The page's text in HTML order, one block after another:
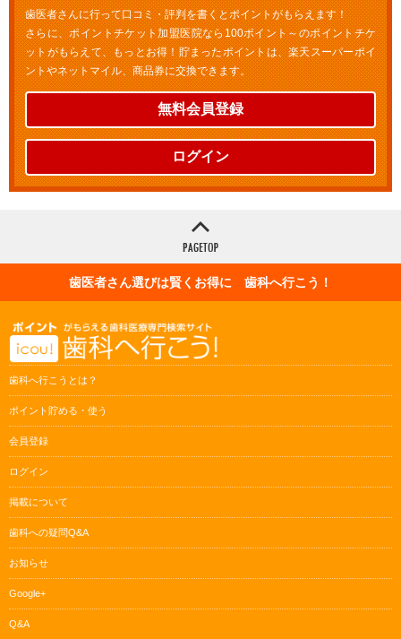
歯医者さんに行って口コミ・評判を書くとポイントがもらえます！
さらに、ポイントチケット加盟医院なら100ポイント～のポイントチケ
ットがもらえて、もっとお得！貯まったポイントは、楽天スーパーポイ
ントやネットマイル、商品券に交換できます。
無料会員登録
ログイン
歯医者さん選びは賢くお得に 歯科へ行こう！
歯科へ行こうとは？
ポイント貯める・使う
会員登録
ログイン
掲載について
歯科への疑問Q&A
お知らせ
Google+
Q&A